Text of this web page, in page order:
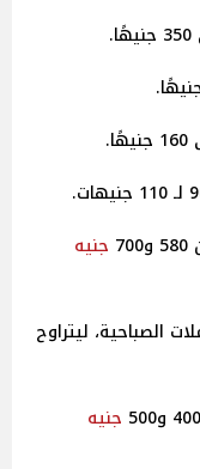
جنيه
الصباحية، ليتراوح
جنيه